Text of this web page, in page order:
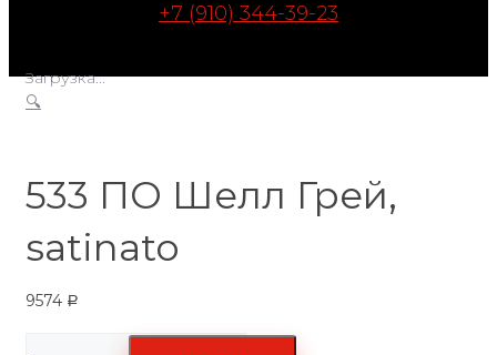
+7 (910) 344-39-23
Загрузка...
🔍
533 ПО Шелл Грей,
satinato
9574 Р